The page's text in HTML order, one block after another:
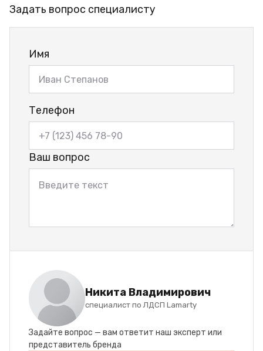
Задать вопрос специалисту
Имя
Телефон
Ваш вопрос
Никита Владимирович
специалист по ЛДСП Lamarty
Задайте вопрос — вам ответит наш эксперт или
представитель бренда